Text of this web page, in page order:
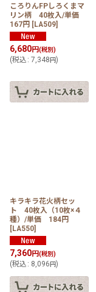
ころりんFPしろくまマ
リン柄 40枚入/単価
167円 [LA509]
6,680円(税別)
(税込 : 7,348 円)
キラキラ花火柄セッ
ト 40枚入（10枚×４
種）/単価 184円
[LA550]
7,360円(税別)
(税込 : 8,096 円)